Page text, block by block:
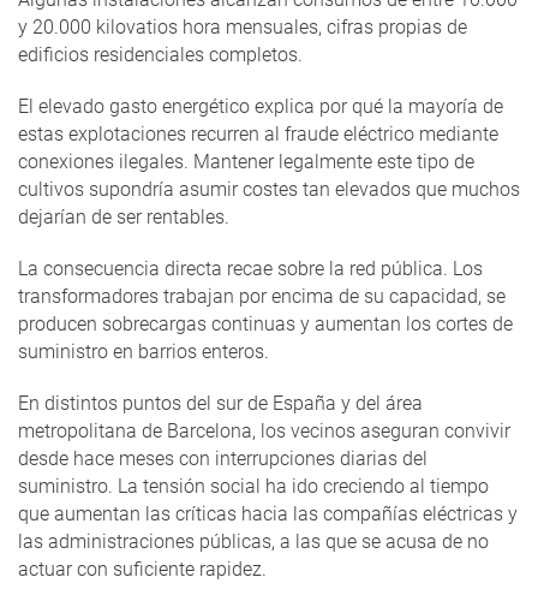
y 20.000 kilovatios hora mensuales, cifras propias de
edificios residenciales completos.
El elevado gasto energético explica por qué la mayoría de
estas explotaciones recurren al fraude eléctrico mediante
conexiones ilegales. Mantener legalmente este tipo de
cultivos supondría asumir costes tan elevados que muchos
dejarían de ser rentables.
La consecuencia directa recae sobre la red pública. Los
transformadores trabajan por encima de su capacidad, se
producen sobrecargas continuas y aumentan los cortes de
suministro en barrios enteros.
En distintos puntos del sur de España y del área
metropolitana de Barcelona, los vecinos aseguran convivir
desde hace meses con interrupciones diarias del
suministro. La tensión social ha ido creciendo al tiempo
que aumentan las críticas hacia las compañías eléctricas y
las administraciones públicas, a las que se acusa de no
actuar con suficiente rapidez.